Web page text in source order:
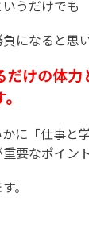
いうだけでも
になると思い
だけの体
に「仕事と
要なポイン
。